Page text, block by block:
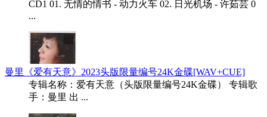
CD1 01. 无情的情书 - 动力火车 02. 日光机场 - 许茹芸 0
...
曼里《爱有天意》2023头版限量编号24K金碟[WAV+CUE]
专辑名称：爱有天意（头版限量编号24K金碟） 专辑歌
手：曼里 出 ...